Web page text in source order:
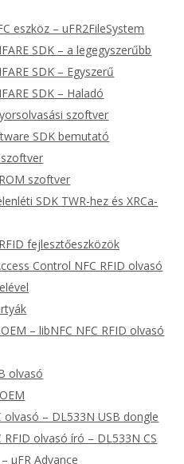
eszköz – uFR2FileSystem
SDK – a legegyszerűbb
SDK – Egyszerű
SDK – Haladó
szoftver
SDK bemutató
szoftver
SDK TWR-hez és XRCa-
fejlesztőeszközök
Control NFC RFID olvasó
– libNFC NFC RFID olvasó
olvasó
olvasó – DL533N USB dongle
RFID olvasó író – DL533N CS
μFR Advance